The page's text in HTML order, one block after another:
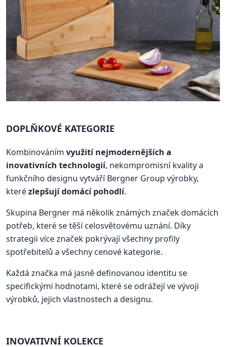
DOPLŇKOVÉ KATEGORIE
Kombinováním využití nejmodernějších a
inovativních technologií, nekompromisní kvality a
funkčního designu vytváří Bergner Group výrobky,
kterézlepšují domácí pohodlí.
Skupina Bergner má několik známých značek domácích
potřeb, které se těší celosvětovému uznání. Díky
strategii více značek pokrývají všechny profily
spotřebitelů a všechny cenové kategorie.
Každá značka má jasně definovanou identitu se
specifickými hodnotami, které se odrážejí ve vývoji
výrobků, jejich vlastnostech a designu.
INOVATIVNÍ KOLEKCE